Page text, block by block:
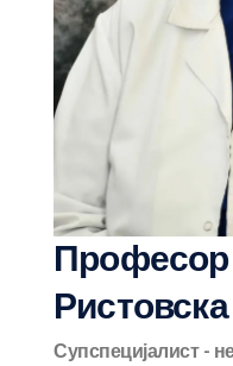
Ристовска
Супспецијалист -